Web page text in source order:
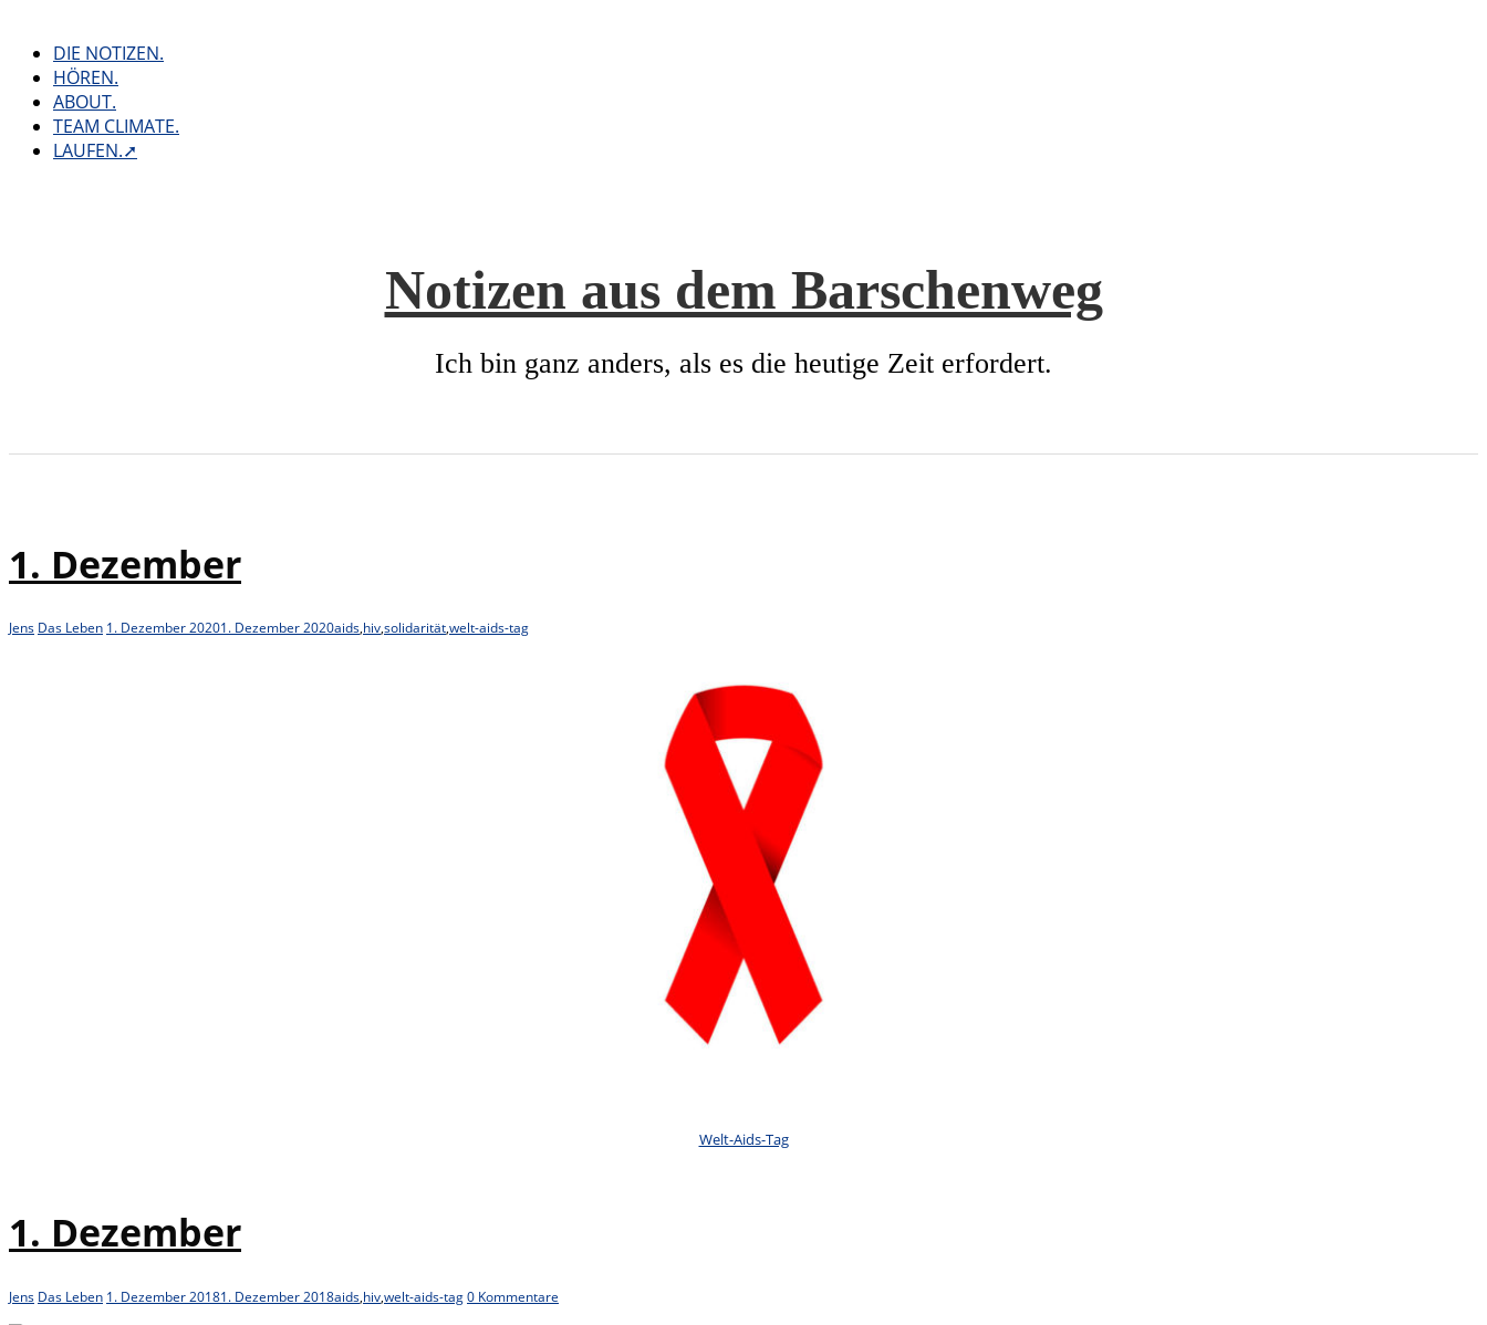
contentDIE NOTIZEN.
HÖREN.
ABOUT.
TEAM CLIMATE.
LAUFEN.➚
Notizen aus dem Barschenweg
Ich bin ganz anders, als es die heutige Zeit erfordert.
1. Dezember
Jens Das Leben 1. Dezember 20201. Dezember 2020aids,hiv,solidarität,welt-aids-tag
Welt-Aids-Tag
1. Dezember
Jens Das Leben 1. Dezember 20181. Dezember 2018aids,hiv,welt-aids-tag0 Kommentare